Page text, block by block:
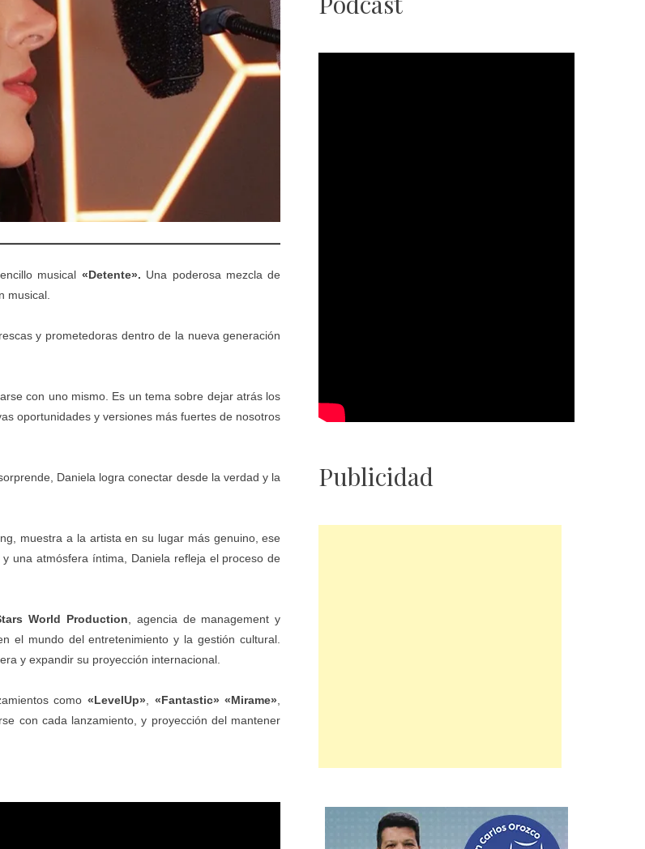
musical «Detente». Una poderosa mezcla de
musical.
y prometedoras dentro de la nueva generación
con uno mismo. Es un tema sobre dejar atrás los
oportunidades y versiones más fuertes de nosotros
Daniela logra conectar desde la verdad y la
muestra a la artista en su lugar más genuino, ese
una atmósfera íntima, Daniela refleja el proceso de
World Production , agencia de management y
el mundo del entretenimiento y la gestión cultural.
y expandir su proyección internacional.
como «LevelUp» «Fantastic» «Mirame»
con cada lanzamiento, y proyección del mantener
Publicidad